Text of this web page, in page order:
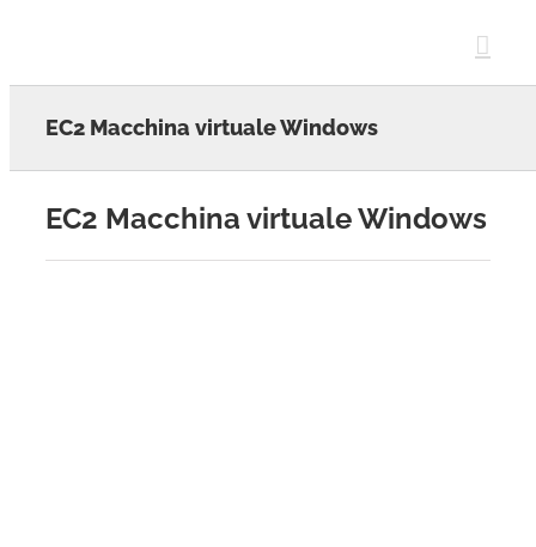
EC2 Macchina virtuale Windows
EC2 Macchina virtuale Windows